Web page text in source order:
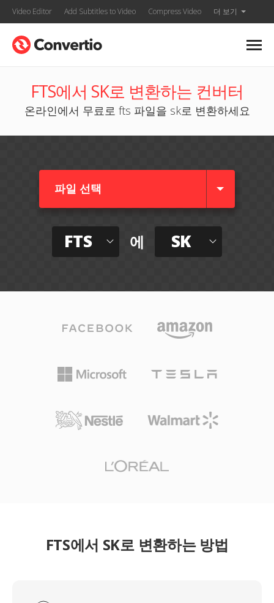
Video Editor Add Subtitles to Video Compress Video 더 보기
FTS에서 SK로 변환하는 컨버터
온라인에서 무료로 fts 파일을 sk로 변환하세요
파일 선택
FTS 에 SK
FTS에서 SK로 변환하는 방법